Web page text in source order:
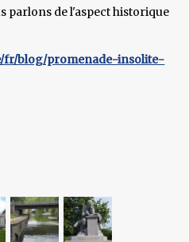
parlons de l'aspect historique
fr/blog/promenade-insolite-